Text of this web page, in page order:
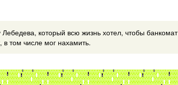
который всю жизнь хотел, чтобы банкомат
том числе мог нахамить.